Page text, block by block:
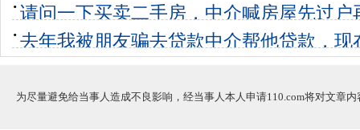
经走了 10个回答 0
请问一下买卖二手房，中介喊房屋先过
现在贷款贷 13个回答 0
去年我被朋友骗去贷款中介帮他贷款，
为尽量避免给当事人造成不良影响，经当事人本人申请110.com将对文章